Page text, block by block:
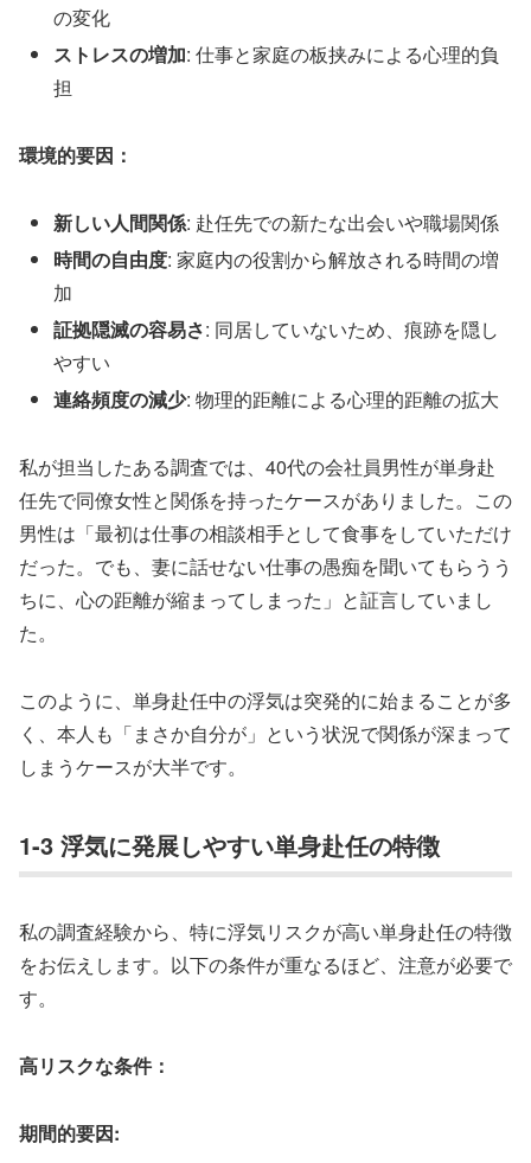
の変化
ストレスの増加: 仕事と家庭の板挟みによる心理的負
担
環境的要因：
新しい人間関係: 赴任先での新たな出会いや職場関係
時間の自由度: 家庭内の役割から解放される時間の増
加
証拠隠滅の容易さ: 同居していないため、痕跡を隠し
やすい
連絡頻度の減少: 物理的距離による心理的距離の拡大
私が担当したある調査では、40代の会社員男性が単身赴
任先で同僚女性と関係を持ったケースがありました。この
男性は「最初は仕事の相談相手として食事をしていただけ
だった。でも、妻に話せない仕事の愚痴を聞いてもらうう
ちに、心の距離が縮まってしまった」と証言していまし
た。
このように、単身赴任中の浮気は突発的に始まることが多
く、本人も「まさか自分が」という状況で関係が深まって
しまうケースが大半です。
1-3 浮気に発展しやすい単身赴任の特徴
私の調査経験から、特に浮気リスクが高い単身赴任の特徴
をお伝えします。以下の条件が重なるほど、注意が必要で
す。
高リスクな条件：
期間的要因: